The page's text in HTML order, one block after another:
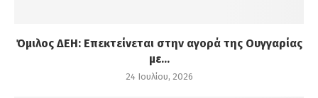
Όμιλος ΔΕΗ: Επεκτείνεται στην αγορά της Ουγγαρίας
με...
24 Ιουλίου, 2026